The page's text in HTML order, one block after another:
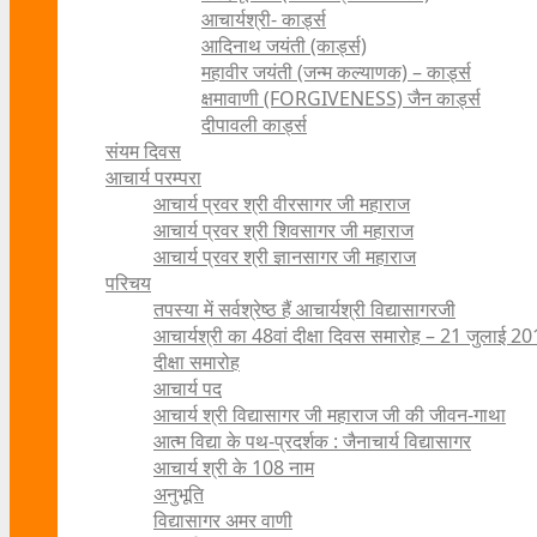
आचार्यश्री- कार्ड्स
आदिनाथ जयंती (कार्ड्स)
महावीर जयंती (जन्म कल्याणक) – कार्ड्स
क्षमावाणी (FORGIVENESS) जैन कार्ड्स
दीपावली कार्ड्स
संयम दिवस
आचार्य परम्परा
आचार्य प्रवर श्री वीरसागर जी महाराज
आचार्य प्रवर श्री शिवसागर जी महाराज
आचार्य प्रवर श्री ज्ञानसागर जी महाराज
परिचय
तपस्या में सर्वश्रेष्ठ हैं आचार्यश्री विद्यासागरजी
आचार्यश्री का 48वां दीक्षा दिवस समारोह – 21 जुलाई
दीक्षा समारोह
आचार्य पद
आचार्य श्री विद्यासागर जी महाराज जी की जीवन-गाथा
आत्म विद्या के पथ-प्रदर्शक : जैनाचार्य विद्यासागर
आचार्य श्री के 108 नाम
अनुभूति
विद्यासागर अमर वाणी